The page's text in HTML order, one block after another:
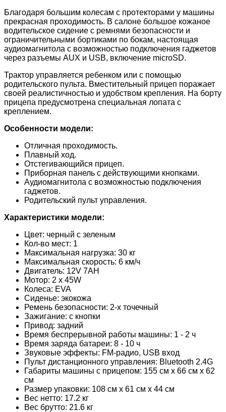
Благодаря большим колесам с протекторами у машины
прекрасная проходимость. В салоне большое кожаное
водительское сидение с ремнями безопасности и
ограничительными бортиками по бокам, настоящая
аудиомагнитола с возможностью подключения гаджетов
через разъемы AUX и USB, включение microSD.
Трактор управляется ребенком или с помощью
родительского пульта. Вместительный прицеп поражает
своей реалистичностью и удобством крепления. На борту
прицепа предусмотрена специальная лопата с
креплением.
Особенности модели:
Отличная проходимость.
Плавный ход.
Отстегивающийся прицеп.
Приборная панель с действующими кнопками.
Аудиомагнитола с возможностью подключения
гаджетов.
Родительский пульт управления.
Характеристики модели:
Цвет: черный с зеленым
Кол-во мест: 1
Максимальная нагрузка: 30 кг
Максимальная скорость: 6 км/ч
Двигатель: 12V 7AH
Мотор: 2 х 45W
Колеса: EVA
Сиденье: экокожа
Ремень безопасности: 2-х точечный
Зажигание: с кнопки
Привод: задний
Время беспрерывной работы машины: 1 - 2 ч
Время заряда батареи: 8 - 10 ч
Звуковые эффекты: FM-радио, USB вход
Пульт дистанционного управления: Bluetooth 2.4G
Габариты машины с прицепом: 155 см х 66 см х 62
см
Размер упаковки: 108 см х 61 см х 44 см
Вес нетто: 17.2 кг
Вес брутто: 21.6 кг